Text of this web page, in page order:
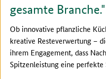
gesamte Branche.
Ob innovative pflanzliche
kreative Resteverwertung –
ihrem Engagement, dass
Spitzenleistung eine